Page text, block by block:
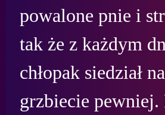
powalone pnie i
tak że z każdym
chłopak siedział
grzbiecie pewniej.